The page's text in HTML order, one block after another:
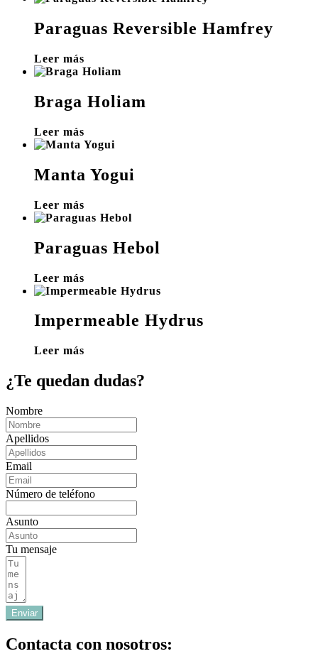
Paraguas Reversible Hamfrey
Leer más
Braga Holiam
Leer más
Manta Yogui
Leer más
Paraguas Hebol
Leer más
Impermeable Hydrus
Leer más
¿Te quedan dudas?
Nombre
Apellidos
Email
Número de teléfono
Asunto
Tu mensaje
Enviar
Contacta con nosotros: